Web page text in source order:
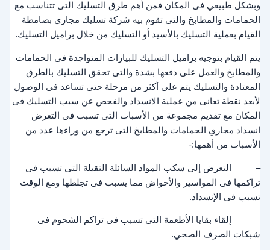
وبشكل طبيعي فى المكان فمن أهم طرق التسليك التى تتناسب مع
الحمامات والمطابخ والتى تقوم بيه شركة تسليك مجاري بصامطة
القيام بعملية التسليك بالأسيد أو التسليك من خلال براميل التسليك.
يتم القيام بتوجيه براميل التسليك للبيارات المتواجدة فى الحمامات
والمطابخ والعمل على دفعها بشدة والتى تحقق التسليك بالطرق
المعتادة والتسليك يتم على أكثر من مرحلة حتى تساعد فى الوصول
لأبعد نقطة تعانى من عملية الانسداد والفحص عن سبب التسليك فى
المكان مع تقديم مجموعة من الأسباب التى تسبب فى التعرض
انسداد مجاري الحمامات والمطابخ التى ترجع من وراءها عدد من
الأسباب من أهمها:-
– التعرض إلى سكب المواد السائلة الثقيلة التى تسبب فى
تراكمها فى المواسير والأحواض مما يسبب فى تجلطها ومع الوقت
تسبب فى الإنسداد.
– إلقاء بقايا الأطعمة التى تسبب فى تراكم الشحوم فى
شبكات الصرف الصحي.